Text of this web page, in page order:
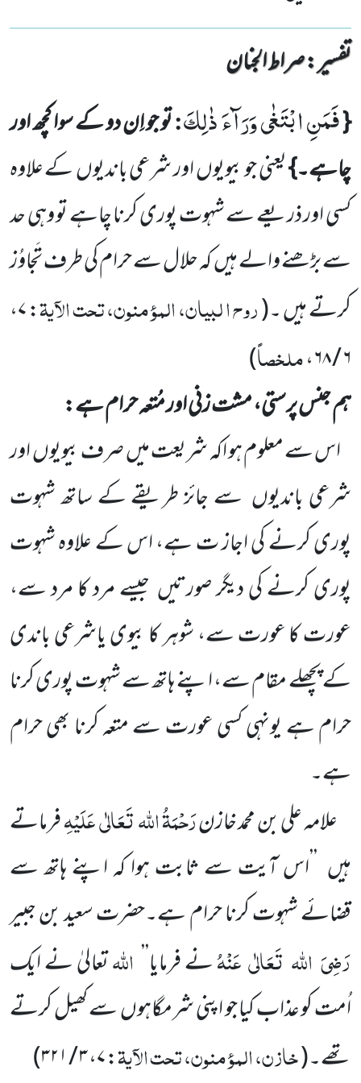
تفسیر : ‎صراط الجنان
{فَمَنِ ابْتَغٰى وَرَآءَ ذٰلِكَ:تو جو اِن دو کے سوا کچھ اور
چاہے۔}یعنی جو بیویوںاور شرعی باندیوںکے علاوہ
کسی اور ذریعے سے شہوت پوری کرنا چاہے تو وہی حد
سے بڑھنے والے ہیںکہ حلال سے حرام کی طرف تَجاوُز
کرتے ہیں ۔(روح ا لبیان، المؤمنون، تحت الآیۃ:۷،
۶ / ۶۸
،ملخصاً)
ہم جنس پرستی، مشت زنی اور مُتعہ حرام ہے:
اس سے معلوم ہو اکہ شریعت میںصرف بیویوںاور
شرعی باندیوں سے جائز طریقے کے ساتھ شہوت
پوری کرنے کی اجاز ت ہے، اس کے علاوہ شہوت
پوری کرنے کی دیگر صورتیں جیسے مرد کا مرد سے،
عورت کا عورت سے، شوہر کا بیوی یاشرعی باندی
کے پچھلے مقام سے، اپنے ہاتھ سے شہوت پوری کرنا
حرام ہے یونہی کسی عورت سے متعہ کرنا بھی حرام
ہے۔
علامہ علی بن محمد خازنرَحْمَۃُ اللہتَعَالٰیعَلَیْہِفرماتے
ہیں ’’اس آیت سے ثابت ہوا کہ اپنے ہاتھ سے
قضائے شہوت کرنا حرام ہے۔حضرت سعید بن جبیر
رَضِیَ اللہ تَعَالٰیعَنْہُنے فرمایا’’ اللہتعالیٰ نے ایک
اُمت کو عذاب کیا جو اپنی شرمگاہوںسے کھیل کرتے
تھے۔(خازن، المؤمنون، تحت الآیۃ:۷،۳ / ۳۲۱ )